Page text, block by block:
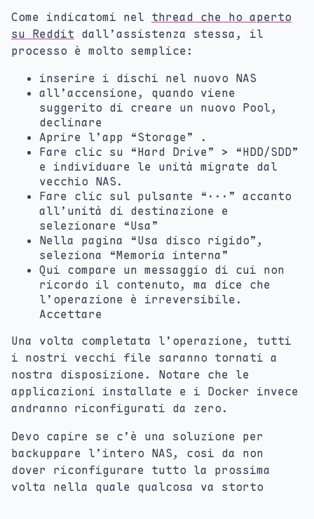
Come indicatomi nel thread che ho aperto
su Reddit dall’assistenza stessa, il
processo è molto semplice:
inserire i dischi nel nuovo NAS
all’accensione, quando viene
suggerito di creare un nuovo Pool,
declinare
Aprire l’app “Storage” .
Fare clic su “Hard Drive” > “HDD/SDD”
e individuare le unità migrate dal
vecchio NAS.
Fare clic sul pulsante “···” accanto
all’unità di destinazione e
selezionare “Usa”
Nella pagina “Usa disco rigido”,
seleziona “Memoria interna”
Qui compare un messaggio di cui non
ricordo il contenuto, ma dice che
l’operazione è irreversibile.
Accettare
Una volta completata l’operazione, tutti
i nostri vecchi file saranno tornati a
nostra disposizione. Notare che le
applicazioni installate e i Docker invece
andranno riconfigurati da zero.
Devo capire se c’è una soluzione per
backuppare l’intero NAS, così da non
dover riconfigurare tutto la prossima
volta nella quale qualcosa va storto